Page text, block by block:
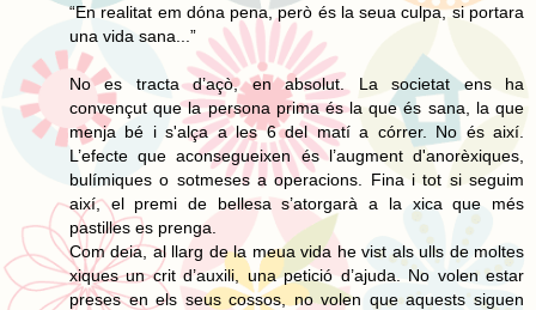
“En realitat em dóna pena, però és la seua culpa, si portara
una vida sana...”
No es tracta d’açò, en absolut. La societat ens ha
convençut que la persona prima és la que és sana, la que
menja bé i s'alça a les 6 del matí a córrer. No és així.
L’efecte que aconsegueixen és l’augment d'anorèxiques,
bulímiques o sotmeses a operacions. Fina i tot si seguim
així, el premi de bellesa s’atorgarà a la xica que més
pastilles es prenga.
Com deia, al llarg de la meua vida he vist als ulls de moltes
xiques un crit d’auxili, una petició d’ajuda. No volen estar
preses en els seus cossos, no volen que aquests siguen